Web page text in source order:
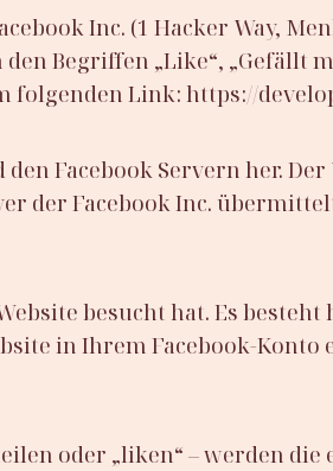
Inc. (1 Hacker Way,
Begriffen „Like“, „Gefällt
folgenden Link: https://
Facebook Servern her.
der Facebook Inc.
besucht hat. Es
in Ihrem Facebook-
oder „liken“ – werden